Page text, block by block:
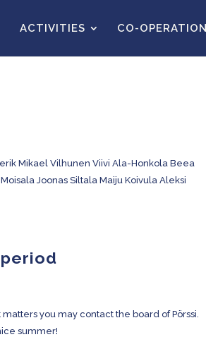
ACTIVITIES CO-
Mikael Vilhunen Viivi Ala-Honkola Beea
Joonas Siltala Maiju Koivula Aleksi
you may contact the board of Pörssi.
summer!